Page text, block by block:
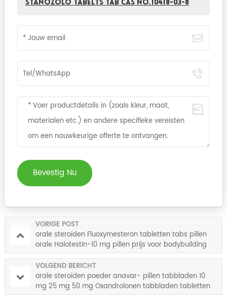
Stanozolo tabelts tab CAS NO.10418-03-8
Bevestig Nu
VORIGE POST
orale steroïden Fluoxymesteron tabletten tabs pillen
orale Halotestin-10 mg pillen prijs voor bodybuilding
VOLGEND BERICHT
orale steroïden poeder anavar- pillen tabbladen 10
mg 25 mg 50 mg Oxandrolonen tabbladen tabletten
CAS NO.53-39-4 in de VS VK